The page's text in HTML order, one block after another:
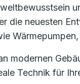
die neuesten
modernen
Technik für